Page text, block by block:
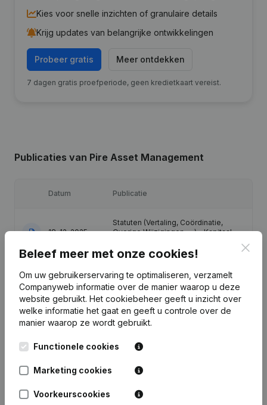
Kies voor snelle inzichten of granulaire details
Krijg updates van belangrijke ontwikkelingen
Probeer gratis Meer ontdekken
7 dagen gratis proefperiode, geen kredietkaart vereist.
Publicaties van Pire Asset Management
Datum Publicatie
18-12-2025
Statuten (Vertaling, Coördinatie,
Overige Wijzigingen, …) - Kapitaal,
22-12-2023
Statuten (Vertaling, Coördinatie,
Overige Wijzigingen, …) (FR)
30-11-2023 Ontslagnemingen, Benoemingen(FR)
13-01-2021 Kapitaal, Aandelen
Beleef meer met onze cookies!
Om uw gebruikerservaring te optimaliseren, verzamelt
Companyweb informatie over de manier waarop u deze
website gebruikt. Het cookiebeheer geeft u inzicht over
welke informatie het gaat en geeft u controle over de
manier waarop ze wordt gebruikt.
Functionele cookies
Marketing cookies
Voorkeurscookies